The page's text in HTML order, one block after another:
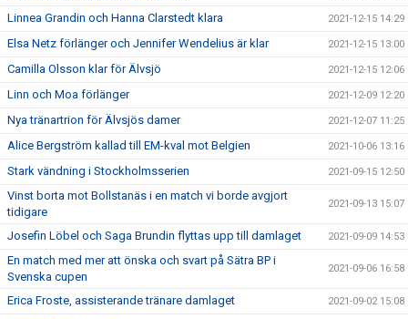
Linnea Grandin och Hanna Clarstedt klara 2021-12-15 14:29
Elsa Netz förlänger och Jennifer Wendelius är klar 2021-12-15 13:00
Camilla Olsson klar för Älvsjö 2021-12-15 12:06
Linn och Moa förlänger 2021-12-09 12:20
Nya tränartrion för Älvsjös damer 2021-12-07 11:25
Alice Bergström kallad till EM-kval mot Belgien 2021-10-06 13:16
Stark vändning i Stockholmsserien 2021-09-15 12:50
Vinst borta mot Bollstanäs i en match vi borde avgjort
tidigare
2021-09-13 15:07
Josefin Löbel och Saga Brundin flyttas upp till damlaget 2021-09-09 14:53
En match med mer att önska och svart på Sätra BP i
Svenska cupen
2021-09-06 16:58
Erica Froste, assisterande tränare damlaget 2021-09-02 15:08